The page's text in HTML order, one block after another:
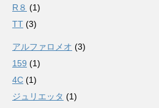
R８ (1)
TT (3)
アルファロメオ (3)
159 (1)
4C (1)
ジュリエッタ (1)